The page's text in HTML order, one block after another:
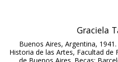
Graciela
Buenos Aires, Argentina,
Historia de las Artes, Facultad de